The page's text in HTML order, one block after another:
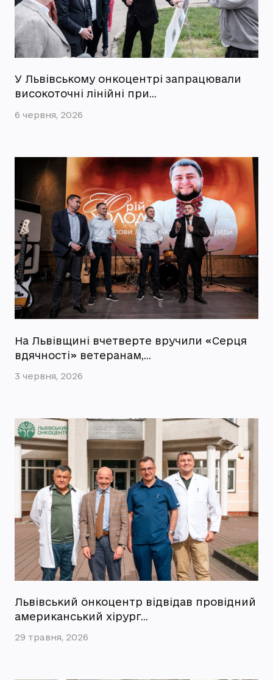
У Львівському онкоцентрі запрацювали
високоточні лінійні при…
6 червня, 2026
На Львівщині вчетверте вручили «Серця
вдячності» ветеранам,…
3 червня, 2026
Львівський онкоцентр відвідав провідний
американський хірург…
29 травня, 2026